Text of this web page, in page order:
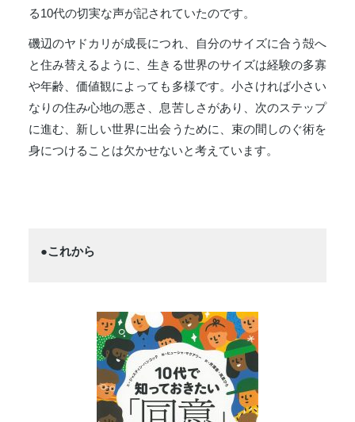
る10代の切実な声が記されていたのです。
磯辺のヤドカリが成長につれ、自分のサイズに合う殻へ
と住み替えるように、生きる世界のサイズは経験の多寡
や年齢、価値観によっても多様です。小さければ小さい
なりの住み心地の悪さ、息苦しさがあり、次のステップ
に進む、新しい世界に出会うために、束の間しのぐ術を
身につけることは欠かせないと考えています。
●これから